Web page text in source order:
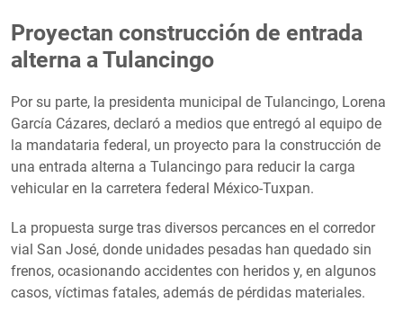
Proyectan construcción de entrada
alterna a Tulancingo
Por su parte, la presidenta municipal de Tulancingo, Lorena
García Cázares, declaró a medios que entregó al equipo de
la mandataria federal, un proyecto para la construcción de
una entrada alterna a Tulancingo para reducir la carga
vehicular en la carretera federal México-Tuxpan.
La propuesta surge tras diversos percances en el corredor
vial San José, donde unidades pesadas han quedado sin
frenos, ocasionando accidentes con heridos y, en algunos
casos, víctimas fatales, además de pérdidas materiales.